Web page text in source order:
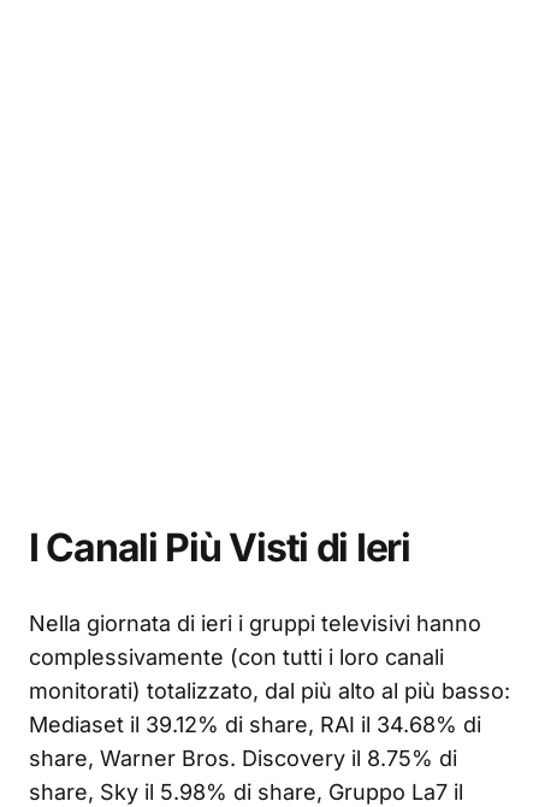
I Canali Più Visti di Ieri
Nella giornata di ieri i gruppi televisivi hanno
complessivamente (con tutti i loro canali
monitorati) totalizzato, dal più alto al più basso:
Mediaset il 39.12% di share, RAI il 34.68% di
share, Warner Bros. Discovery il 8.75% di
share, Sky il 5.98% di share, Gruppo La7 il